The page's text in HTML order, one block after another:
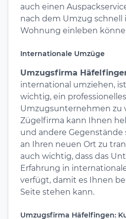
auch einen
nach dem Umzug schnell
Wohnung einleben
Internationale Umzüge
Umzugsfirma
international umziehen,
wichtig, ein professionelles
Umzugsunternehmen zu
Zügelfirma kann Ihnen
und andere Gegenstände
an Ihren neuen Ort zu
auch wichtig, dass das
Erfahrung in
verfügt, damit es Ihnen
Seite stehen kann.
Umzugsfirma Häfelfingen: